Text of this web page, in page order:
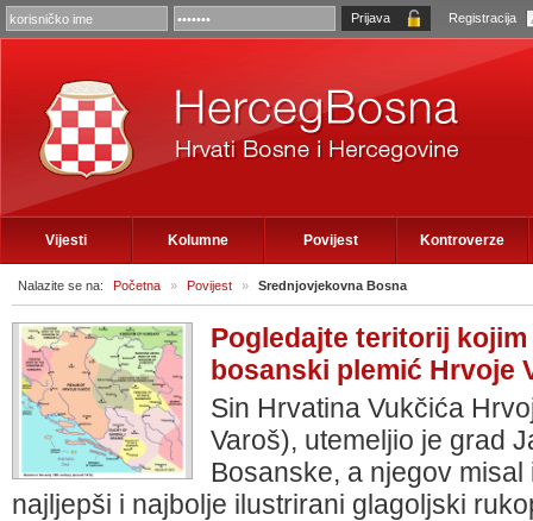
Registracija
Vijesti Kolumne Povijest Kontroverze
Nalazite se na: Početna » Povijest » Srednjovjekovna Bosna
Pogledajte teritorij
bosanski plemić Hrvoje
Sin Hrvatina Vukčića
Varoš), utemeljio je grad
Bosanske, a njegov
najljepši i najbolje ilustrirani glagoljski